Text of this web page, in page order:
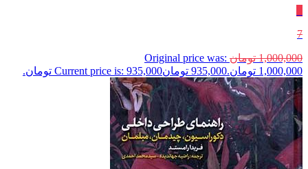
7
1,000,000 تومان Original price was:
1,000,000 تومان.
935,000 تومانCurrent price is: 935,000 تومان.